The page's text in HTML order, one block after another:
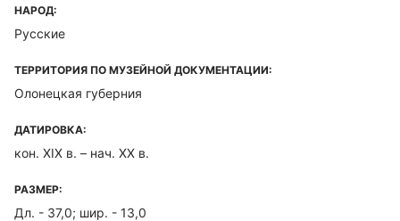
НАРОД:
Русские
ТЕРРИТОРИЯ ПО МУЗЕЙНОЙ ДОКУМЕНТАЦИИ:
Олонецкая губерния
ДАТИРОВКА:
кон. XIX в. – нач. XX в.
РАЗМЕР:
Дл. - 37,0; шир. - 13,0